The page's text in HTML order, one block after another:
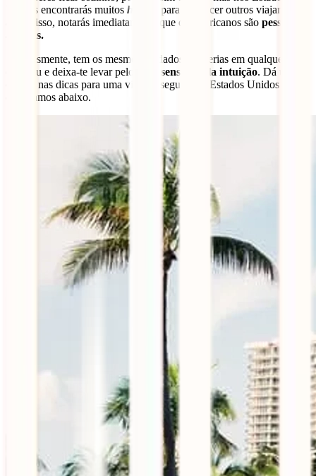
Unidos encontrarás muitos hostels
para conhecer outros viajantes e,
além disso, notarás imediatamente que os americanos são pessoas
abertas.
Simplesmente, tem os mesmos cuidados que terias em qualquer país
europeu e deixa-te levar pelo
bom senso e pela intuição. Dá uma
olhada nas dicas para uma viagem segura aos Estados Unidos que
detalhamos abaixo.